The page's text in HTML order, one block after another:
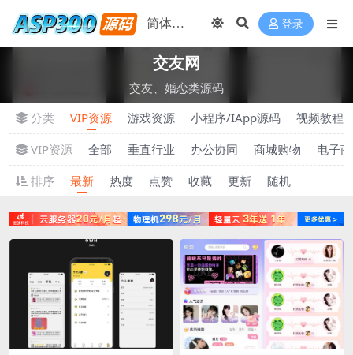
登录
交友网
交友、婚恋类源码
分类
VIP资源 游戏资源 小程序/IApp源码
视频教程
VIP资源
全部 垂直行业 办公协同 商城购物
电子
排序
最新 热度 点赞 收藏 更新 随机